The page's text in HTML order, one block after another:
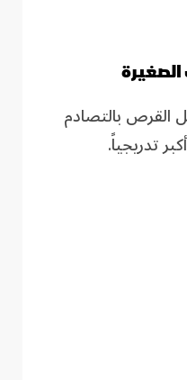
القرص بالتصادم
تدريجياً.